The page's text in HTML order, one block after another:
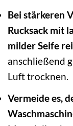
Bei stärkeren
Rucksack mit
milder Seife
anschließend
Luft trocknen.
Vermeide es,